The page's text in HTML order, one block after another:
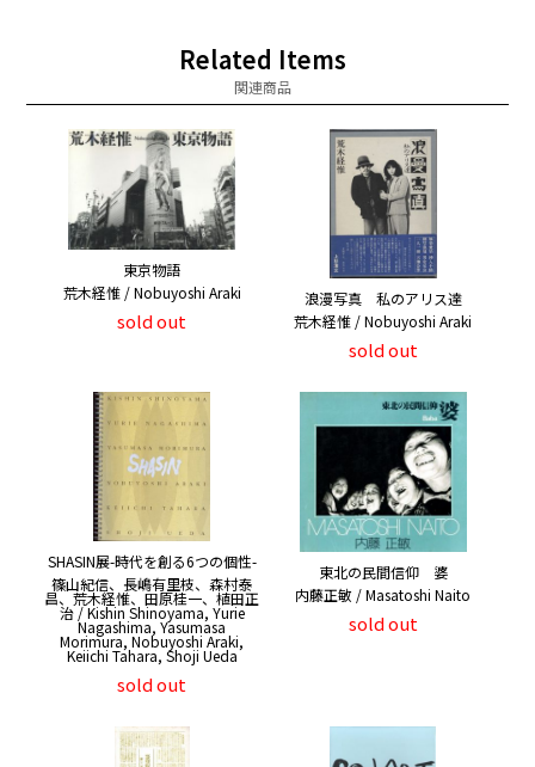
Related Items
関連商品
東京物語
荒木経惟 / Nobuyoshi Araki
sold out
浪漫写真 私のアリス達
荒木経惟 / Nobuyoshi Araki
sold out
SHASIN展-時代を創る6つの個性-
篠山紀信、長嶋有里枝、森村泰
昌、荒木経惟、田原桂一、植田正
治 / Kishin Shinoyama, Yurie
Nagashima, Yasumasa
Morimura, Nobuyoshi Araki,
Keiichi Tahara, Shoji Ueda
sold out
東北の民間信仰 婆
内藤正敏 / Masatoshi Naito
sold out